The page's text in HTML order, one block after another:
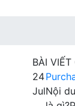
BÀI
24
JulNội